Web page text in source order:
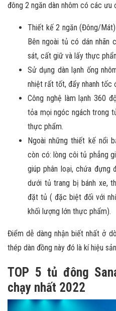
đông 2 ngăn dàn nhôm có các ưu
Thiết kế 2 ngăn (Đông/
Bên ngoài tủ có dán nhãn
sát, cất giữ và lấy thực
Sử dụng dàn lạnh ống
nhiệt rất tốt, đẩy nhanh tốc
Công nghệ làm lạnh 360
tỏa mọi ngóc ngách trong
thực phẩm.
Ngoài những thiết kế nổi
còn có: lòng côi tủ phẳng
giúp phân loại, chứa đựng
dưới tủ trang bị bánh xe,
đặt tủ ( đặc biệt đối với
khối lượng lớn thực phẩm).
Điểm dễ dàng nhận biết nhất ở
thép dàn đồng này đó là kí hiệu
TOP 5 tủ đông
chạy nhất 2022